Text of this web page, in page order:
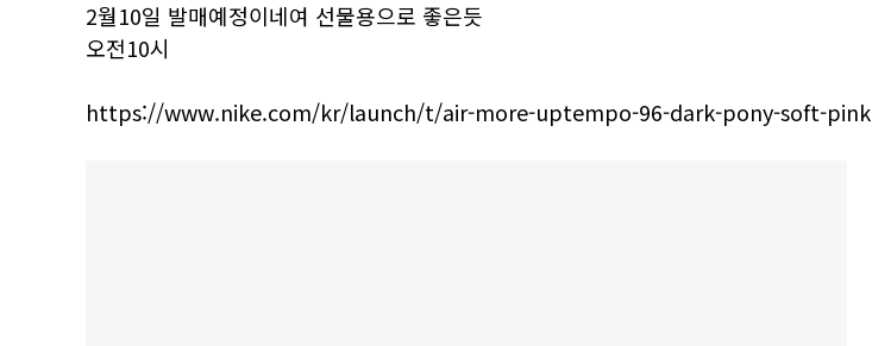
2월10일 발매예정이네여 선물용으로 좋은듯
오전10시
https://www.nike.com/kr/launch/t/air-more-uptempo-96-dark-pony-soft-pink